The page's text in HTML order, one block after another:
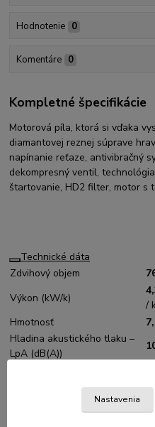
Hodnotenie 0
Komentáre 0
Kompletné špecifikácie
Motorová píla, ktorá si vďaka
diamantovej reznej súprave
napínanie reťaze, antivibračný
dekompresný ventil,
štartovanie, HD2 filter, motor s
Technické dáta
Zdvihový objem
Výkon (kW/k)
/
Hmotnosť
Hladina akustického tlaku –
LpA (dB(A))
Hladina vibrácií ľavá/pravá
Nastavenia